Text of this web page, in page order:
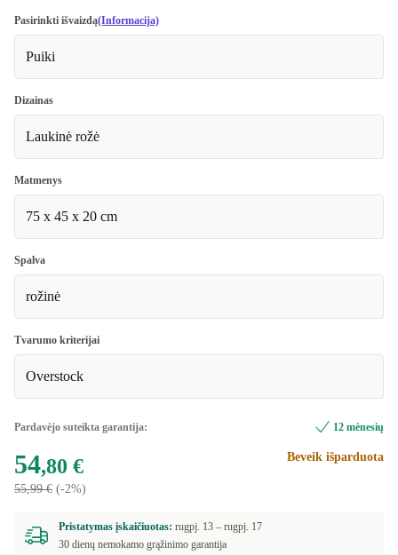
Pasirinkti išvaizdą(Informacija)
Puiki
Dizainas
Laukinė rožė
Matmenys
75 x 45 x 20 cm
Spalva
rožinė
Tvarumo kriterijai
Overstock
Pardavėjo suteikta garantija: 12 mėnesių
54,80 €
55,99 € (-2%)
Beveik išparduota
Pristatymas įskaičiuotas: rugpj. 13 – rugpj. 17
30 dienų nemokamo grąžinimo garantija